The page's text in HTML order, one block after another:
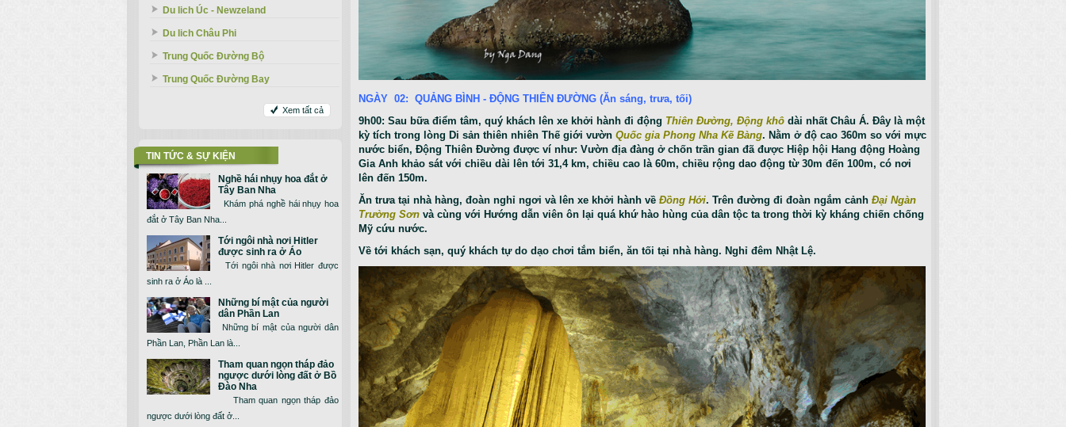
Du lich Úc - Newzeland
Du lich Châu Phi
Trung Quốc Đường Bộ
Trung Quốc Đường Bay
Xem tất cả
TIN TỨC & SỰ KIỆN
Nghề hái nhụy hoa đắt ở
Tây Ban Nha
Khám phá nghề hái nhụy hoa
đắt ở Tây Ban Nha...
Tới ngôi nhà nơi Hitler
được sinh ra ở Áo
Tới ngôi nhà nơi Hitler được
sinh ra ở Áo là ...
Những bí mật của người
dân Phần Lan
Những bí mật của người dân
Phần Lan, Phần Lan là...
Tham quan ngọn tháp đảo
ngược dưới lòng đất ở Bồ
Đào Nha
Tham quan ngọn tháp đảo
ngược dưới lòng đất ở...
NGÀY 02: QUẢNG BÌNH - ĐỘNG THIÊN ĐƯỜNG (Ăn sáng, trưa, tối)
9h00: Sau bữa điểm tâm, quý khách lên xe khởi hành đi động Thiên Đường, Động khô dài nhất Châu Á. Đây là một
kỳ tích trong lòng Di sản thiên nhiên Thế giới vườn Quốc gia Phong Nha Kẽ Bàng. Nằm ở độ cao 360m so với mực
nước biển, Động Thiên Đường được ví như: Vườn địa đàng ở chốn trần gian đã được Hiệp hội Hang động Hoàng
Gia Anh khảo sát với chiều dài lên tới 31,4 km, chiều cao là 60m, chiều rộng dao động từ 30m đến 100m, có nơi
lên đến 150m.
Ăn trưa tại nhà hàng, đoàn nghỉ ngơi và lên xe khởi hành về Đồng Hới. Trên đường đi đoàn ngắm cảnh Đại Ngàn
Trường Sơn và cùng với Hướng dẫn viên ôn lại quá khứ hào hùng của dân tộc ta trong thời kỳ kháng chiến chống
Mỹ cứu nước.
Về tới khách sạn, quý khách tự do dạo chơi tắm biển, ăn tối tại nhà hàng. Nghỉ đêm Nhật Lệ.